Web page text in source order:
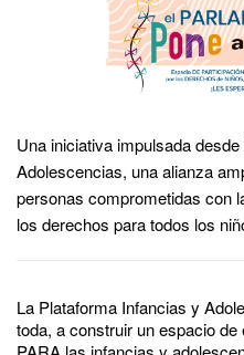
Una iniciativa impulsada
Adolescencias, una alianza
personas comprometidas con
los derechos para todos los
La Plataforma Infancias y
toda, a construir un espacio